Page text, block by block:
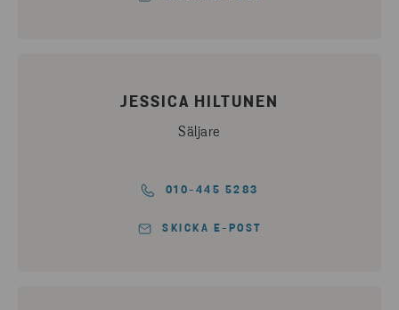
JESSICA HILTUNEN
Säljare
010-445 5283
SKICKA E-POST